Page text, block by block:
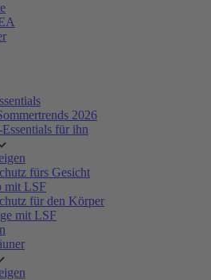
2026
für ihn
fürs Gesicht
mit LSF
für den Körper
mit LSF